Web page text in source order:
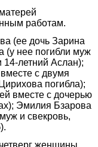
работам.
(ее дочь Зарина
(у нее погибли муж
14-летний Аслан);
с двумя
погибла);
вместе с дочерью
Эмилия Бзарова
и свекровь,
женщины